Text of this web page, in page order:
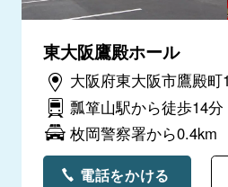
東大阪鷹殿ホール
大阪府東大阪市鷹殿町
瓢箪山駅から徒歩14分
枚岡警察署から0.4km
電話をかける